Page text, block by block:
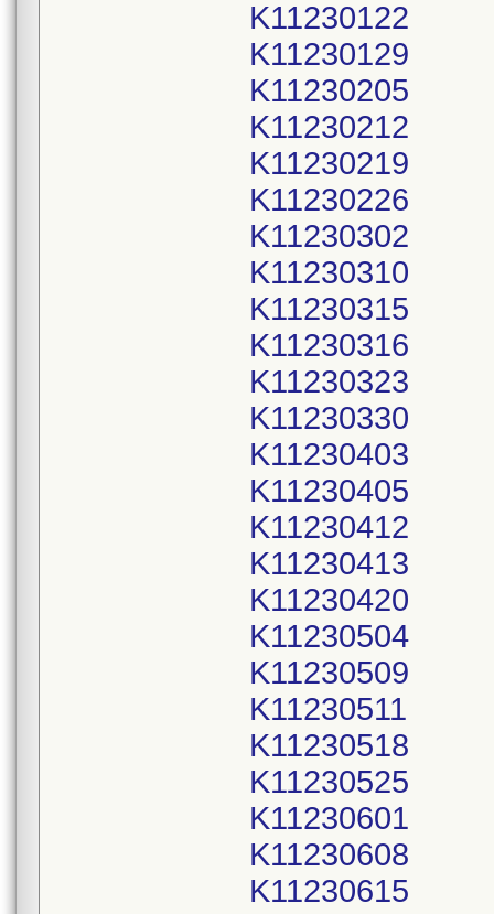
K11230122
K11230129
K11230205
K11230212
K11230219
K11230226
K11230302
K11230310
K11230315
K11230316
K11230323
K11230330
K11230403
K11230405
K11230412
K11230413
K11230420
K11230504
K11230509
K11230511
K11230518
K11230525
K11230601
K11230608
K11230615